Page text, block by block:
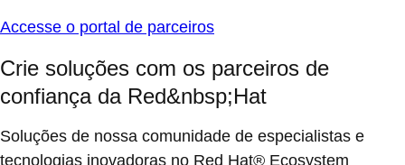
Accesse o portal de parceiros
Crie soluções com os parceiros de
confiança da Red&nbsp;Hat
Soluções de nossa comunidade de especialistas e
tecnologias inovadoras no Red Hat® Ecosystem